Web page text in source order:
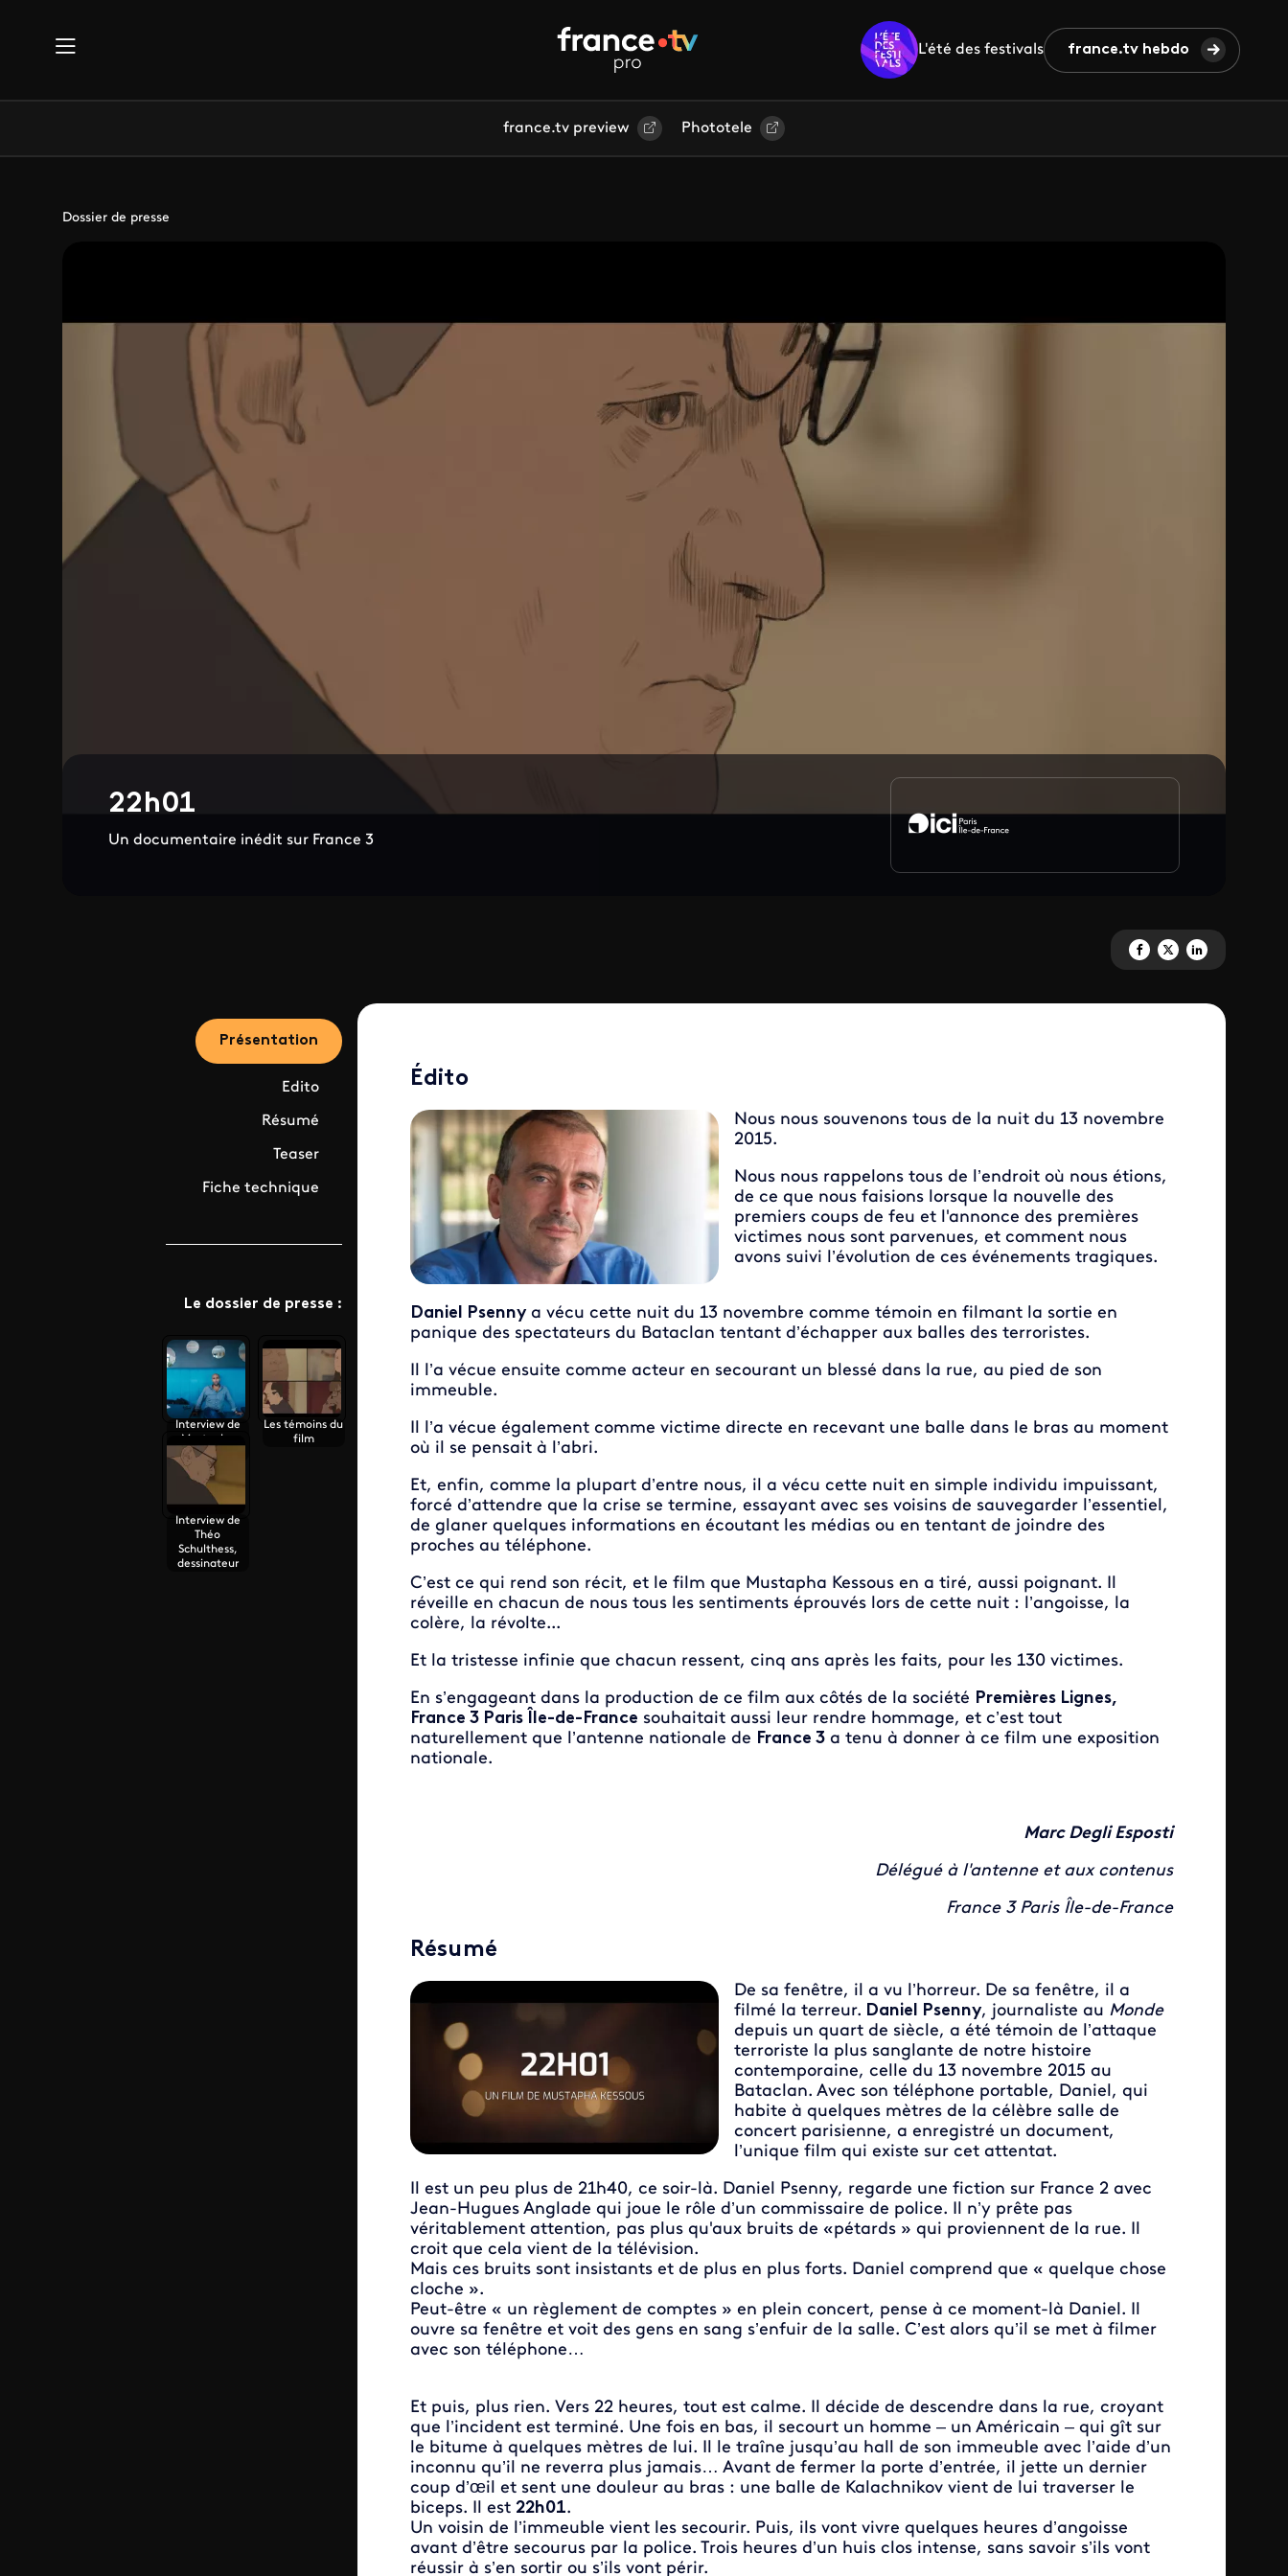
L'été des festivals france.tv hebdo
france.tv preview Phototele
Dossier de presse
22h01
Un documentaire inédit sur France 3
Partagez '22h01' sur Facebook
Partagez '22h01' sur X
Partagez '22h01'
Présentation
Edito
Résumé
Teaser
Fiche technique
Le dossier de presse :
Interview de
Mustapha
Kessous
Les témoins du
film
Interview de
Théo
Schulthess,
dessinateur
Édito
Nous nous souvenons tous de la nuit du 13 novembre
2015.
Nous nous rappelons tous de l’endroit où nous étions,
de ce que nous faisions lorsque la nouvelle des
premiers coups de feu et l'annonce des premières
victimes nous sont parvenues, et comment nous
avons suivi l’évolution de ces événements tragiques.
Daniel Psennya vécu cette nuit du 13 novembre comme témoin en filmant la sortie en
panique des spectateurs du Bataclan tentant d’échapper aux balles des terroristes.
Il l’a vécue ensuite comme acteur en secourant un blessé dans la rue, au pied de son
immeuble.
Il l’a vécue également comme victime directe en recevant une balle dans le bras au moment
où il se pensait à l’abri.
Et, enfin, comme la plupart d’entre nous, il a vécu cette nuit en simple individu impuissant,
forcé d’attendre que la crise se termine, essayant avec ses voisins de sauvegarder l’essentiel,
de glaner quelques informations en écoutant les médias ou en tentant de joindre des
proches au téléphone.
C’est ce qui rend son récit, et le film que Mustapha Kessous en a tiré, aussi poignant. Il
réveille en chacun de nous tous les sentiments éprouvés lors de cette nuit : l’angoisse, la
colère, la révolte...
Et la tristesse infinie que chacun ressent, cinq ans après les faits, pour les 130 victimes.
En s’engageant dans la production de ce film aux côtés de la société Premières Lignes,
France 3 Paris Île-de-France souhaitait aussi leur rendre hommage, et c’est tout
naturellement que l’antenne nationale de France 3a tenu à donner à ce film une exposition
nationale.
Marc Degli Esposti
Délégué à l'antenne et aux contenus
France 3 Paris Île-de-France
Résumé
De sa fenêtre, il a vu l’horreur. De sa fenêtre, il a
filmé la terreur. Daniel Psenny, journaliste au Monde
depuis un quart de siècle, a été témoin de l’attaque
terroriste la plus sanglante de notre histoire
contemporaine, celle du 13 novembre 2015 au
Bataclan. Avec son téléphone portable, Daniel, qui
habite à quelques mètres de la célèbre salle de
concert parisienne, a enregistré un document,
l’unique film qui existe sur cet attentat.
Il est un peu plus de 21h40, ce soir-là. Daniel Psenny, regarde une fiction sur France 2 avec
Jean-Hugues Anglade qui joue le rôle d’un commissaire de police. Il n’y prête pas
véritablement attention, pas plus qu'aux bruits de «pétards » qui proviennent de la rue. Il
croit que cela vient de la télévision.
Mais ces bruits sont insistants et de plus en plus forts. Daniel comprend que « quelque chose
cloche ».
Peut-être « un règlement de comptes » en plein concert, pense à ce moment-là Daniel. Il
ouvre sa fenêtre et voit des gens en sang s’enfuir de la salle. C’est alors qu’il se met à filmer
avec son téléphone…
Et puis, plus rien. Vers 22 heures, tout est calme. Il décide de descendre dans la rue, croyant
que l’incident est terminé. Une fois en bas, il secourt un homme – un Américain – qui gît sur
le bitume à quelques mètres de lui. Il le traîne jusqu’au hall de son immeuble avec l’aide d’un
inconnu qu’il ne reverra plus jamais… Avant de fermer la porte d’entrée, il jette un dernier
coup d’œil et sent une douleur au bras : une balle de Kalachnikov vient de lui traverser le
biceps. Il est 22h01.
Un voisin de l’immeuble vient les secourir. Puis, ils vont vivre quelques heures d’angoisse
avant d’être secourus par la police. Trois heures d’un huis clos intense, sans savoir s’ils vont
réussir à s’en sortir ou s’ils vont périr.